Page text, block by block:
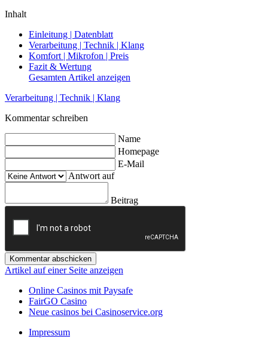
Inhalt
Einleitung | Datenblatt
Verarbeitung | Technik | Klang
Komfort | Mikrofon | Preis
Fazit & Wertung
Gesamten Artikel anzeigen
Verarbeitung | Technik | Klang
Kommentar schreiben
Name
Homepage
E-Mail
Antwort auf
Beitrag
Kommentar abschicken
Artikel auf einer Seite anzeigen
Online Casinos mit Paysafe
FairGO Casino
Neue casinos bei Casinoservice.org
Impressum